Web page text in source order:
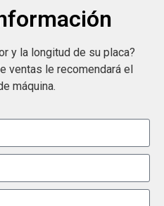
y la longitud de su placa?
ventas le recomendará el
máquina.